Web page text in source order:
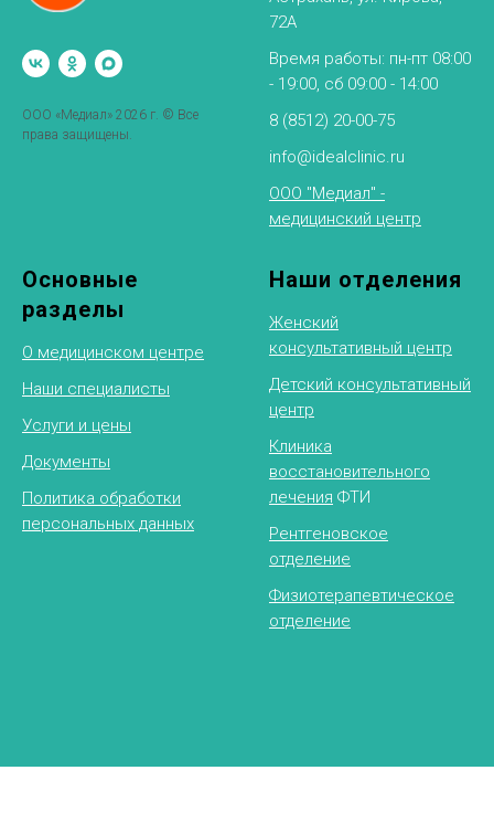
ООО «Медиал» 2026 г. © Все
права защищены.
72А
Время работы: пн-пт 08:00
- 19:00, сб 09:00 - 14:00
8 (8512) 20-00-75
info@idealclinic.ru
ООО "Медиал" -
медицинский центр
Основные
разделы
О медицинском центре
Наши специалисты
Услуги и цены
Документы
Политика обработки
персональных данных
Наши отделения
Женский
консультативный центр
Детский консультативный
центр
Клиника
восстановительного
лечения ФТИ
Рентгеновское
отделение
Физиотерапевтическое
отделение